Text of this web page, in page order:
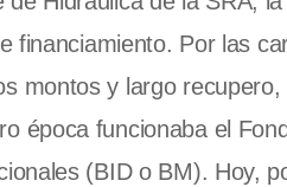
financiamiento. Por las
montos y largo
época funcionaba el
(BID o BM). Hoy,